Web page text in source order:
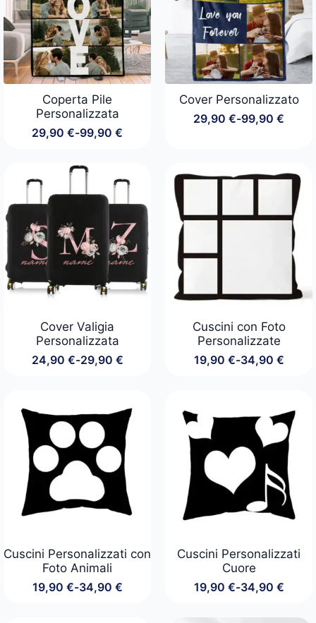
Coperta Pile
Personalizzata
29,90 €-99,90 €
Fascia
prezzo:
da
29,90 €
99,90 €
Cover Personalizzato
29,90 €-99,90 €
Fascia
29,90 €
Cover Valigia
Personalizzata
24,90 €-29,90 €
Fascia
24,90 €
a
29,90 €
Cuscini con Foto
Personalizzate
19,90 €-34,90 €
Fascia
19,90 €
34,90 €
Cuscini Personalizzati con
Foto Animali
19,90 €-34,90 €
Fascia
Cuscini Personalizzati
Cuore
19,90 €-34,90 €
Fascia